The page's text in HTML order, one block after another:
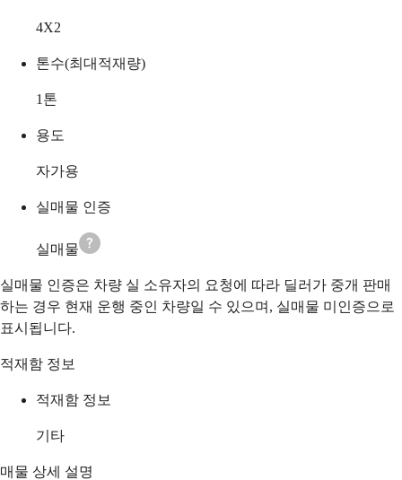
4X2
톤수(최대적재량)
1 톤
용도
자가용
실매물 인증
실매물
실매물 인증은 차량 실 소유자의 요청에 따라 딜러가 중개 판매
하는 경우 현재 운행 중인 차량일 수 있으며, 실매물 미인증으로
표시됩니다.
적재함 정보
적재함 정보
기타
매물 상세 설명